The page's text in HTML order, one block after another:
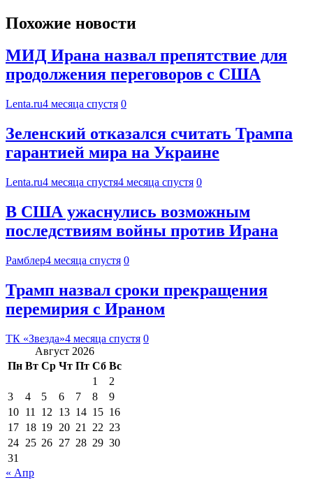
Похожие новости
МИД Ирана назвал препятствие для
продолжения переговоров с США
Lenta.ru4 месяца спустя 0
Зеленский отказался считать Трампа
гарантией мира на Украине
Lenta.ru4 месяца спустя4 месяца спустя 0
В США ужаснулись возможным
последствиям войны против Ирана
Рамблер4 месяца спустя 0
Трамп назвал сроки прекращения
перемирия с Ираном
ТК «Звезда»4 месяца спустя 0
Август 2026
Пн Вт Ср Чт Пт Сб Вс
1
2
3
4 5 6 7 8
9
10 11 12 13 14 15 16
17 18 19 20 21 22 23
24 25 26 27 28 29 30
31
« Апр